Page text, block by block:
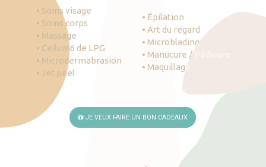
• Soins visage
• Soins corps
• Massage
• Cellum6 de LPG
• Microdermabrasion
• Jet peel
• Épilation
• Art du regard
• Microblading
• Manucure / Pédicure
• Maquillage
JE VEUX FAIRE UN BON CADEAUX